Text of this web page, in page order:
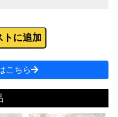
トに追加
こちら